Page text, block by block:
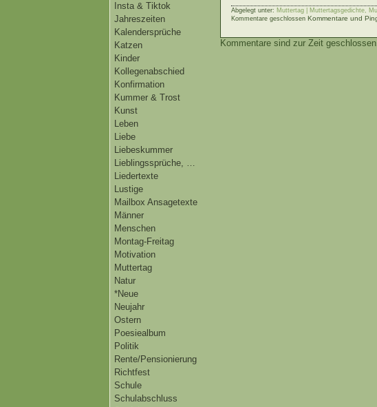
Insta & Tiktok
Jahreszeiten
Kalendersprüche
Katzen
Kinder
Kollegenabschied
Konfirmation
Kummer & Trost
Kunst
Leben
Liebe
Liebeskummer
Lieblingssprüche, …
Liedertexte
Lustige
Mailbox Ansagetexte
Männer
Menschen
Montag-Freitag
Motivation
Muttertag
Natur
*Neue
Neujahr
Ostern
Poesiealbum
Politik
Rente/Pensionierung
Richtfest
Schule
Schulabschluss
Abgelegt unter: Muttertag | Muttertagsgedichte,
Kommentare geschlossen Kommentare und
Kommentare sind zur Zeit